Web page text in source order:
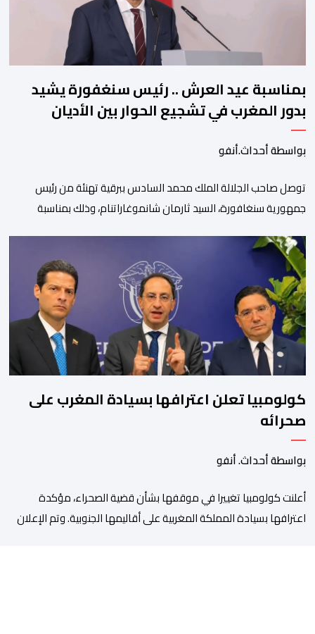
بمناسبة عيد العرش .. رئيس سنغفورة يشيد
بدور المغرب في تشجيع الحوار بين الأديان
بواسطة أحداث.أنفو
توصل صاحب الجلالة الملك محمد السادس ببرقية تهنئة من رئيس
جمهورية سنغافورة، السيد ثارمان شانموغاراتنام، وذلك بمناسبة
وأعرب السيد شانموغاراتنام، في هذه البرقية، باسم الشعب
السنغافوري، عن أحر تهانئه وأطيب متمنياته بموفور الصحة ومزيد من
التوفيق لجلالة الملك، وللشعب المغربي بمزيد من السلام والازدهار.
وأشاد الرئيس […]
كولومبيا تعلن اعترافها بسيادة المغرب على
صحرائه
بواسطة أحداث. أنفو
أعلنت كولومبيا تغييرا في موقفها بشأن قضية الصحراء، مؤكدة
اعترافها بسيادة المملكة المغربية على أقاليمها الجنوبية. وتم الإعلان